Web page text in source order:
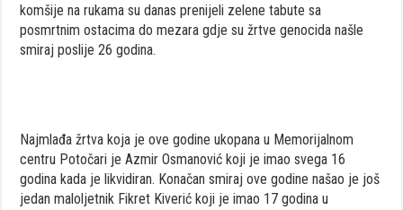
komšije na rukama su danas prenijeli zelene tabute sa
posmrtnim ostacima do mezara gdje su žrtve genocida našle
smiraj poslije 26 godina.
Najmlađa žrtva koja je ove godine ukopana u Memorijalnom
centru Potočari je Azmir Osmanović koji je imao svega 16
godina kada je likvidiran. Konačan smiraj ove godine našao je još
jedan maloljetnik Fikret Kiverić koji je imao 17 godina u